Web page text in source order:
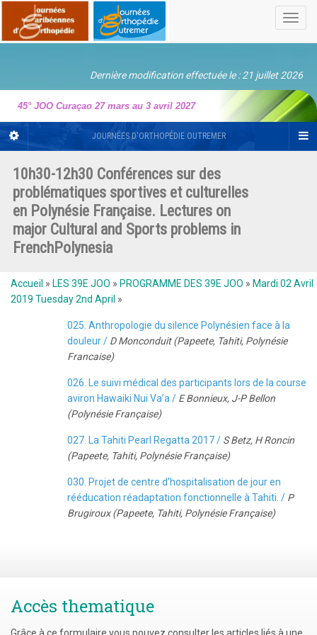
Dernière modification effectuée le : 21 juillet 2026
45° JOO Curaçao 27 mars au 3 avril 2027
JOURNÉES D'ORTHOPÉDIE OUTREMER
10h30-12h30 Conférences sur des
problématiques sportives et culturelles
en Polynésie Française. Lectures on
major Cultural and Sports problems in
FrenchPolynesia
Accueil » LES 39E JOO » PROGRAMME DES 39E JOO » Mardi 02 Avril
2019 Tuesday 2nd April »
025. Anthropologie du silence Polynésien face à la
douleur / D Monconduit (Papeete, Tahiti, Polynésie
Francaise)
026. Le suivi médical des participants lors de la course
aviron Hawaiki Nui Va’a / E Bonnieux, J-P Bellon
(Polynésie Française)
027. La Tahiti Pearl Regatta 2017 / S Betz, H Roncin
(Papeete, Tahiti, Polynésie Française)
030. Projet de centre d’hospitalisation de jour en
rééducation réadaptation fonctionnelle à Tahiti. / P
Brugiroux (Papeete, Tahiti, Polynésie Française)
Accès thematique